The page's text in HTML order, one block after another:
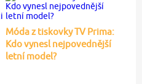
Móda z tiskovky TV Prima:
Kdo vynesl nejpovednější
letní model?